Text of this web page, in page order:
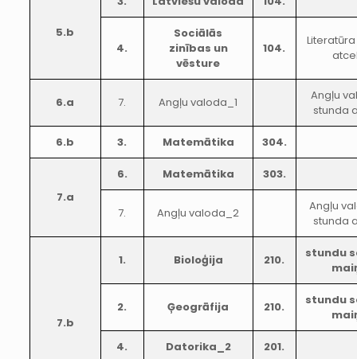
5.b
4.
Sociālās
zinības un
vēsture
104.
6.a 7. Angļu valoda_1
Angļu
stunda
6.b 3. Matemātika 304.
7.a
6. Matemātika 303.
7. Angļu valoda_2
Angļu
stunda
7.b
1. Bioloģija 210.
stundu
2. Ģeogrāfija 210.
stundu
4. Datorika_2 201.